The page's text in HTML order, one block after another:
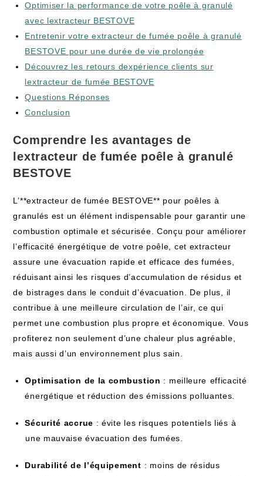
Optimiser la performance de votre poêle à granulé
avec lextracteur BESTOVE
Entretenir votre extracteur de fumée poêle à granulé
‌BESTOVE⁤ pour une durée de vie prolongée
Découvrez les ⁣retours dexpérience clients sur
lextracteur de ⁣fumée BESTOVE
Questions Réponses
Conclusion
Comprendre les avantages de
lextracteur de fumée poêle à granulé
BESTOVE
L’**extracteur de fumée BESTOVE** pour poêles à
granulés est un élément indispensable pour garantir une
combustion⁣ optimale et sécurisée. Conçu pour ⁢améliorer
l’efficacité énergétique ⁣de votre poêle, cet‌ extracteur
assure⁤ une évacuation rapide et​ efficace⁤ des fumées,
réduisant ainsi les⁢ risques d’accumulation de résidus⁤ et
de ⁤bistrages dans le conduit d’évacuation. De plus, il
contribue à une meilleure circulation de l’air, ce qui
permet une combustion plus propre et économique.⁢ Vous
profiterez non seulement d’une chaleur plus agréable,
mais aussi d’un environnement plus sain.
Optimisation de la combustion : meilleure ⁣efficacité
énergétique et réduction ⁢des émissions polluantes.
Sécurité accrue : évite ‌les risques ⁣potentiels liés à
⁢une mauvaise évacuation des fumées.
Durabilité de l’équipement ⁣: moins de résidus